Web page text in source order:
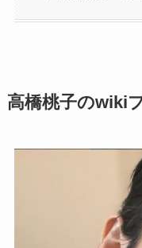
高橋桃子のwiki